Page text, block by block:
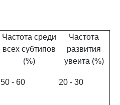
Частота среди
всех субтипов
(%)
Частота
развития
увеита (%)
50 - 60 20 - 30